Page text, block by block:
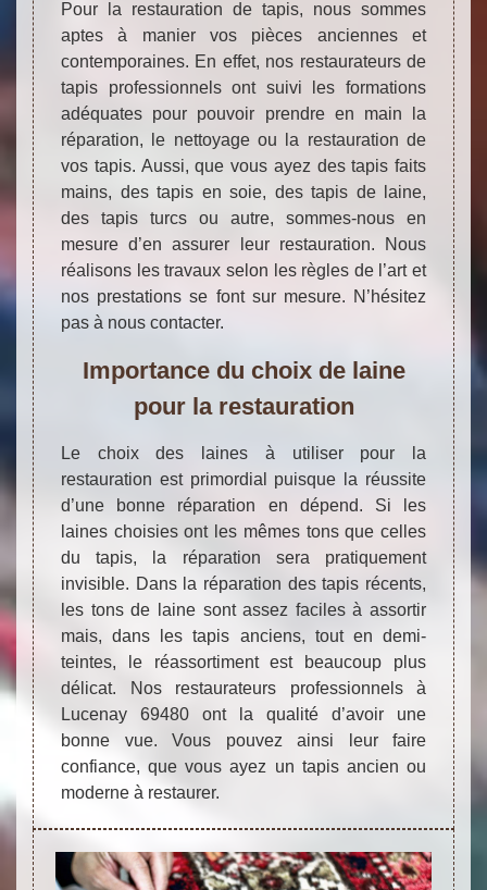
Pour la restauration de tapis, nous sommes
aptes à manier vos pièces anciennes et
contemporaines. En effet, nos restaurateurs de
tapis professionnels ont suivi les formations
adéquates pour pouvoir prendre en main la
réparation, le nettoyage ou la restauration de
vos tapis. Aussi, que vous ayez des tapis faits
mains, des tapis en soie, des tapis de laine,
des tapis turcs ou autre, sommes-nous en
mesure d’en assurer leur restauration. Nous
réalisons les travaux selon les règles de l’art et
nos prestations se font sur mesure. N’hésitez
pas à nous contacter.
Importance du choix de laine
pour la restauration
Le choix des laines à utiliser pour la
restauration est primordial puisque la réussite
d’une bonne réparation en dépend. Si les
laines choisies ont les mêmes tons que celles
du tapis, la réparation sera pratiquement
invisible. Dans la réparation des tapis récents,
les tons de laine sont assez faciles à assortir
mais, dans les tapis anciens, tout en demi-
teintes, le réassortiment est beaucoup plus
délicat. Nos restaurateurs professionnels à
Lucenay 69480 ont la qualité d’avoir une
bonne vue. Vous pouvez ainsi leur faire
confiance, que vous ayez un tapis ancien ou
moderne à restaurer.